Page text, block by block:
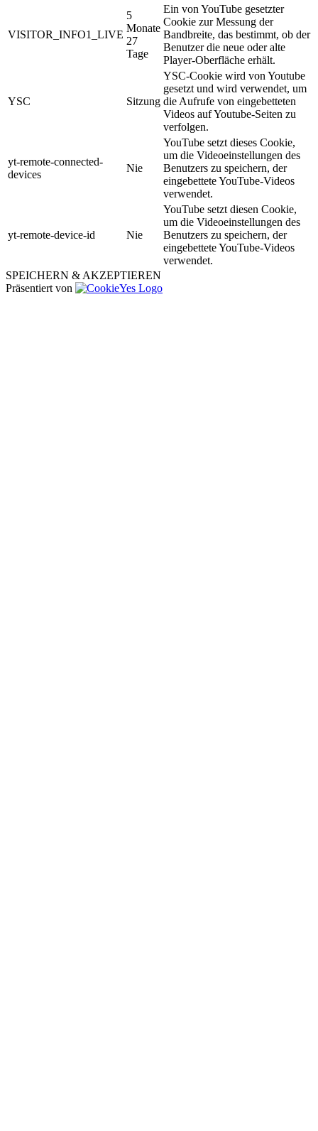
VISITOR_INFO1_LIVE
5
Monate
27
Tage
Ein von YouTube gesetzter
Cookie zur Messung der
Bandbreite, das bestimmt, ob der
Benutzer die neue oder alte
Player-Oberfläche erhält.
YSC Sitzung
YSC-Cookie wird von Youtube
gesetzt und wird verwendet, um
die Aufrufe von eingebetteten
Videos auf Youtube-Seiten zu
verfolgen.
yt-remote-connected-
devices
Nie
YouTube setzt dieses Cookie,
um die Videoeinstellungen des
Benutzers zu speichern, der
eingebettete YouTube-Videos
verwendet.
yt-remote-device-id Nie
YouTube setzt diesen Cookie,
um die Videoeinstellungen des
Benutzers zu speichern, der
eingebettete YouTube-Videos
verwendet.
SPEICHERN & AKZEPTIEREN
Präsentiert von